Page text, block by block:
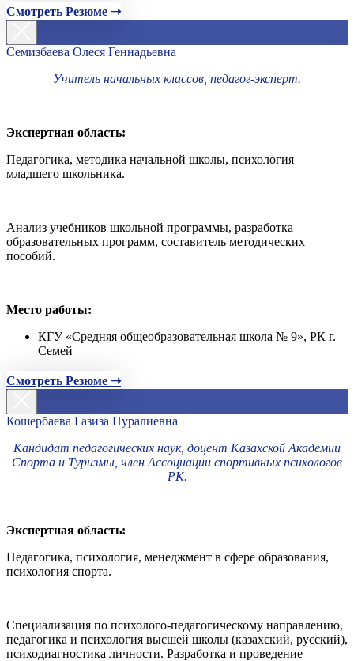
Смотреть Резюме ➝
Семизбаева Олеся Геннадьевна
Учитель начальных классов, педагог-эксперт.
Экспертная область:
Педагогика, методика начальной школы, психология
младшего школьника.
Анализ учебников школьной программы, разработка
образовательных программ, составитель методических
пособий.
Место работы:
КГУ «Средняя общеобразовательная школа № 9», РК г.
Семей
Смотреть Резюме ➝
Кошербаева Газиза Нуралиевна
Кандидат педагогических наук, доцент Казахской Академии
Спорта и Туризмы, член Ассоциации спортивных психологов
РК.
Экспертная область:
Педагогика, психология, менеджмент в сфере образования,
психология спорта.
Специализация по психолого-педагогическому направлению,
педагогика и психология высшей школы (казахский, русский),
психодиагностика личности. Разработка и проведение